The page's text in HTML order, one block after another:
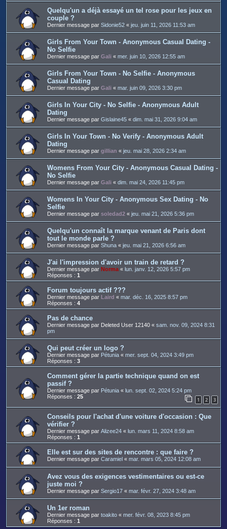
Quelqu'un a déjà essayé un tel rose pour les jeux en
couple ?
Dernier message par Sidonie52 « jeu. juin 11, 2026 11:53 am
Girls From Your Town - Anonymous Casual Dating -
No Selfie
Dernier message par Gali « mer. juin 10, 2026 12:55 am
Girls From Your Town - No Selfie - Anonymous
Casual Dating
Dernier message par Gali « mar. juin 09, 2026 3:30 pm
Girls In Your City - No Selfie - Anonymous Adult
Dating
Dernier message par Gislaine45 « dim. mai 31, 2026 9:04 am
Girls In Your Town - No Verify - Anonymous Adult
Dating
Dernier message par gillian « jeu. mai 28, 2026 2:34 am
Womens From Your City - Anonymous Casual Dating -
No Selfie
Dernier message par Gali « dim. mai 24, 2026 11:45 pm
Womens In Your City - Anonymous Sex Dating - No
Selfie
Dernier message par soledad2 « jeu. mai 21, 2026 5:36 pm
Quelqu'un connaît la marque venant de Paris dont
tout le monde parle ?
Dernier message par Shuna « jeu. mai 21, 2026 6:56 am
J'ai l'impression d'avoir un train de retard ?
Dernier message par Norma « lun. janv. 12, 2026 5:57 pm
Réponses : 1
Forum toujours actif ???
Dernier message par Laird « mar. déc. 16, 2025 8:57 pm
Réponses : 4
Pas de chance
Dernier message par Deleted User 12140 « sam. nov. 09, 2024 8:31
pm
Qui peut créer un logo ?
Dernier message par Pétunia « mer. sept. 04, 2024 3:49 pm
Réponses : 3
Comment gérer la partie technique quand on est
passif ?
Dernier message par Pétunia « lun. sept. 02, 2024 5:24 pm
Réponses : 25 1 2 3
Conseils pour l'achat d'une voiture d'occasion : Que
vérifier ?
Dernier message par Alizee24 « lun. mars 11, 2024 8:58 am
Réponses : 1
Elle est sur des sites de rencontre : que faire ?
Dernier message par Caramiel « mar. mars 05, 2024 12:08 am
Avez vous des exigences vestimentaires ou est-ce
juste moi ?
Dernier message par Sergio17 « mar. févr. 27, 2024 3:48 am
Un 1er roman
Dernier message par toakito « mer. févr. 08, 2023 8:45 pm
Réponses : 1